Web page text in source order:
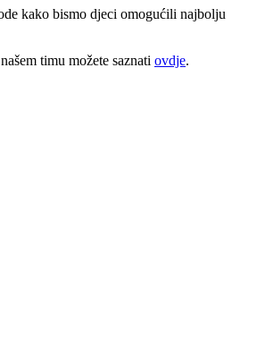
kako bismo djeci omogućili najbolju
timu možete saznati ovdje.